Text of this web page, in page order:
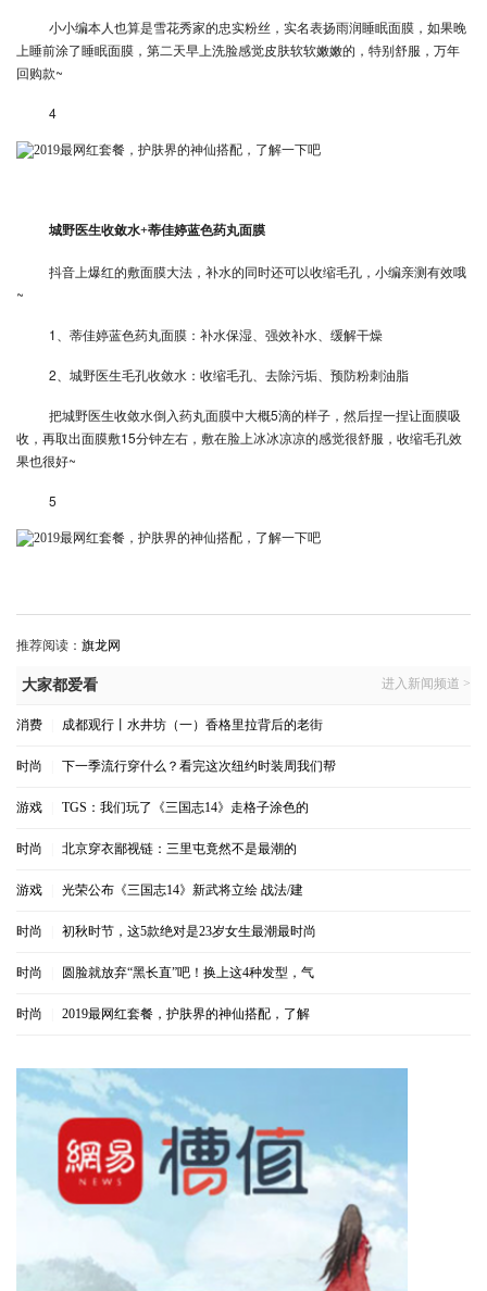
小小编本人也算是雪花秀家的忠实粉丝，实名表扬雨润睡眠面膜，如果晚
上睡前涂了睡眠面膜，第二天早上洗脸感觉皮肤软软嫩嫩的，特别舒服，万年
回购款~
4
城野医生收敛水+蒂佳婷蓝色药丸面膜
抖音上爆红的敷面膜大法，补水的同时还可以收缩毛孔，小编亲测有效哦
~
1、蒂佳婷蓝色药丸面膜：补水保湿、强效补水、缓解干燥
2、城野医生毛孔收敛水：收缩毛孔、去除污垢、预防粉刺油脂
把城野医生收敛水倒入药丸面膜中大概5滴的样子，然后捏一捏让面膜吸
收，再取出面膜敷15分钟左右，敷在脸上冰冰凉凉的感觉很舒服，收缩毛孔效
果也很好~
5
推荐阅读： 旗龙网
大家都爱看 进入新闻频道 >
消费 成都观行丨水井坊（一）香格里拉背后的老街
时尚 下一季流行穿什么？看完这次纽约时装周我们帮
游戏 TGS：我们玩了《三国志14》走格子涂色的
时尚 北京穿衣鄙视链：三里屯竟然不是最潮的
游戏 光荣公布《三国志14》新武将立绘 战法/建
时尚 初秋时节，这5款绝对是23岁女生最潮最时尚
时尚 圆脸就放弃“黑长直”吧！换上这4种发型，气
时尚 2019最网红套餐，护肤界的神仙搭配，了解